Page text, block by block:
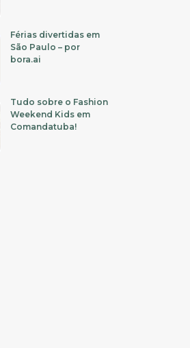
Férias divertidas em
São Paulo – por
bora.ai
Tudo sobre o Fashion
Weekend Kids em
Comandatuba!